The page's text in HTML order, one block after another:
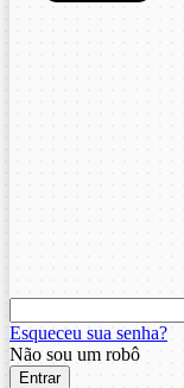
Esqueceu sua senha?
Não sou um robô
Entrar